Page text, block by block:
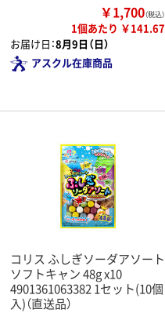
￥1,700（税込）
1個あたり ￥141.67
お届け日：8月9日（日）
アスクル在庫商品
コリス ふしぎソーダアソート
ソフトキャン 48g x10
4901361063382 1セット(10個
入)（直送品）